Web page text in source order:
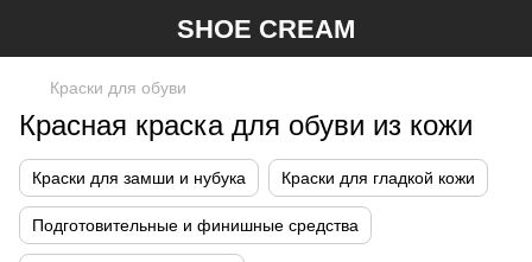
SHOE CREAM
Краски для обуви
Красная краска для обуви из кожи
Краски для замши и нубука Краски для гладкой кожи
Подготовительные и финишные средства